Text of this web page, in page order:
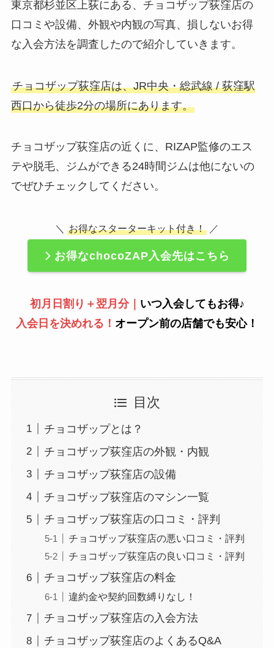
東京都杉並区上荻にある、チョコザップ荻窪店の
口コミや設備、外観や内観の写真、損しないお得
な入会方法を調査したので紹介していきます。
チョコザップ荻窪店は、JR中央・総武線 / 荻窪駅
西口から徒歩2分の場所にあります。
チョコザップ荻窪店の近くに、RIZAP監修のエス
テや脱毛、ジムができる24時間ジムは他にないの
でぜひチェックしてください。
＼ お得なスターターキット付き！ ／
お得なchocoZAP入会先はこちら
初月日割り＋翌月分｜ いつ入会してもお得♪
入会日を決めれる！ オープン前の店舗でも安心！
目次
チョコザップとは？
チョコザップ荻窪店の外観・内観
チョコザップ荻窪店の設備
チョコザップ荻窪店のマシン一覧
チョコザップ荻窪店の口コミ・評判
チョコザップ荻窪店の悪い口コミ・評判
チョコザップ荻窪店の良い口コミ・評判
チョコザップ荻窪店の料金
違約金や契約回数縛りなし！
チョコザップ荻窪店の入会方法
チョコザップ荻窪店のよくあるQ&A